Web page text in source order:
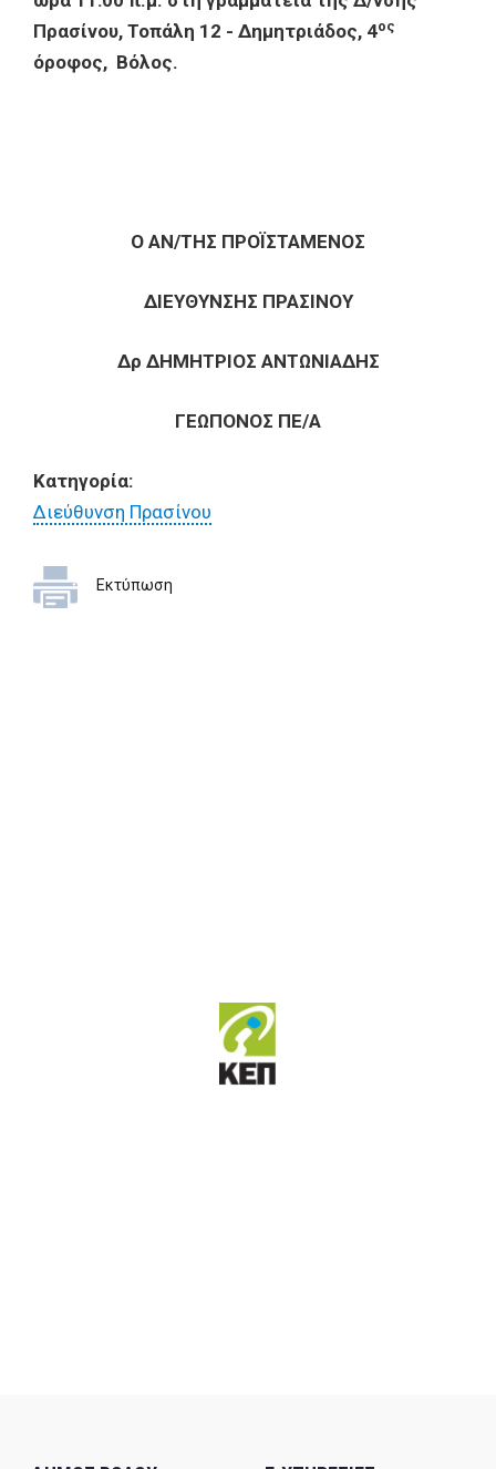
Πρασίνου, Τοπάλη 12 - Δημητριάδος, 4ος
όροφος, Βόλος.
Ο ΑΝ/ΤΗΣ ΠΡΟΪΣΤΑΜΕΝΟΣ
ΔΙΕΥΘΥΝΣΗΣ ΠΡΑΣΙΝΟΥ
Δρ ΔΗΜΗΤΡΙΟΣ ΑΝΤΩΝΙΑΔΗΣ
ΓΕΩΠΟΝΟΣ ΠΕ/Α
Κατηγορία:
Διεύθυνση Πρασίνου
Εκτύπωση